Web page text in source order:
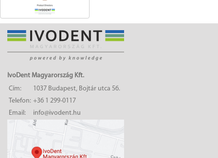
IvoDent Magyarország Kft.
Cím:
1037 Budapest, Bojtár utca 56.
Telefon: +36 1 299-0117
Email:
info@ivodent.hu